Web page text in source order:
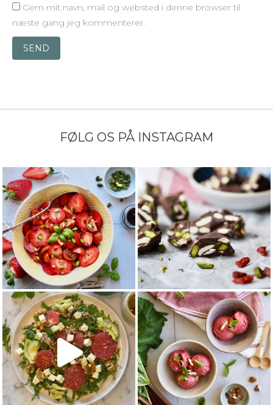
Gem mit navn, mail og websted i denne browser til
næste gang jeg kommenterer.
SEND
FØLG OS PÅ INSTAGRAM